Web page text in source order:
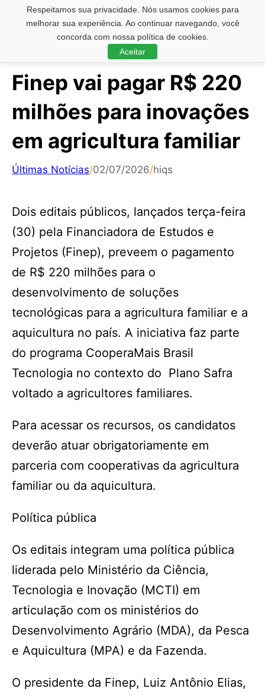
Respeitamos sua privacidade. Nós usamos cookies para
melhorar sua experiência. Ao continuar navegando, você
concorda com nossa política de cookies.
Aceitar
Pesquisar ...
Finep vai pagar R$ 220
milhões para inovações
em agricultura familiar
Últimas Notícias/02/07/2026/hiqs
Dois editais públicos, lançados terça-feira
(30) pela Financiadora de Estudos e
Projetos (Finep), preveem o pagamento
de R$ 220 milhões para o
desenvolvimento de soluções
tecnológicas para a agricultura familiar e a
aquicultura no país. A iniciativa faz parte
do programa CooperaMais Brasil
Tecnologia no contexto do Plano Safra
voltado a agricultores familiares.
Para acessar os recursos, os candidatos
deverão atuar obrigatoriamente em
parceria com cooperativas da agricultura
familiar ou da aquicultura.
Política pública
Os editais integram uma política pública
liderada pelo Ministério da Ciência,
Tecnologia e Inovação (MCTI) em
articulação com os ministérios do
Desenvolvimento Agrário (MDA), da Pesca
e Aquicultura (MPA) e da Fazenda.
O presidente da Finep, Luiz Antônio Elias,